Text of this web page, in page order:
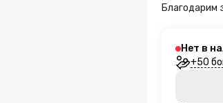
Благодарим
Нет в
+50